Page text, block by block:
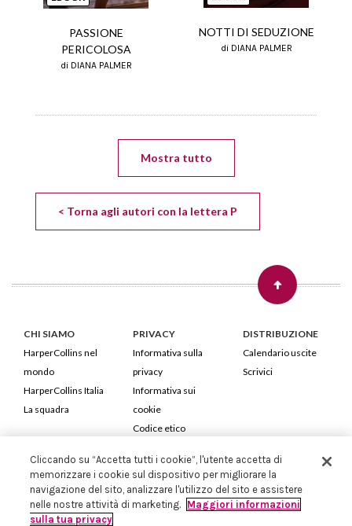
PASSIONE
PERICOLOSA
di DIANA PALMER
NOTTI DI SEDUZIONE
di DIANA PALMER
Mostra tutto
< Torna agli autori con la lettera P
CHI SIAMO
HarperCollins nel
mondo
HarperCollins Italia
La squadra
PRIVACY
Informativa sulla
privacy
Informativa sui
cookie
Codice etico
DISTRIBUZIONE
Calendario uscite
Scrivici
HarperCollins Italia S.p.A. Viale Monte Nero, 84 - 20135 Milano
Cod. Fiscale e P.IVA 05946780151 - Capitale Sociale 258.250 €
Iscritta in Milano al Registro delle imprese nr.198004 e REA nr.1051898
Cliccando su “Accetta tutti i cookie”, l'utente accetta di
memorizzare i cookie sul dispositivo per migliorare la
navigazione del sito, analizzare l'utilizzo del sito e assistere
nelle nostre attività di marketing. Maggiori informazioni
sulla tua privacy